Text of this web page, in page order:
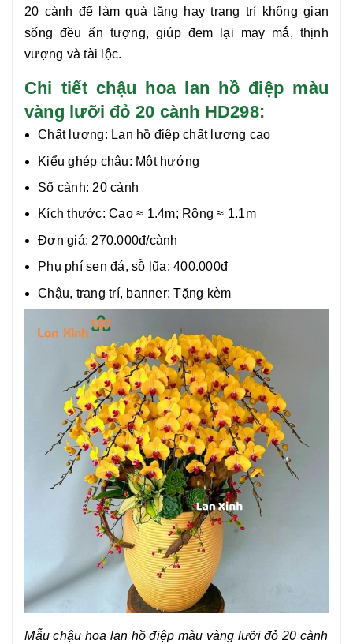
20 cành để làm quà tặng hay trang trí không gian
sống đều ấn tượng, giúp đem lại may mắ, thịnh
vượng và tài lộc.
Chi tiết chậu hoa lan hồ điệp màu
vàng lưỡi đỏ 20 cành HD298:
Chất lượng: Lan hồ điệp chất lượng cao
Kiểu ghép chậu: Một hướng
Số cành: 20 cành
Kích thước: Cao ≈ 1.4m; Rộng ≈ 1.1m
Đơn giá: 270.000đ/cành
Phụ phí sen đá, sỗ lũa: 400.000đ
Chậu, trang trí, banner: Tặng kèm
Mẫu chậu hoa lan hồ điệp màu vàng lưỡi đỏ 20 cành